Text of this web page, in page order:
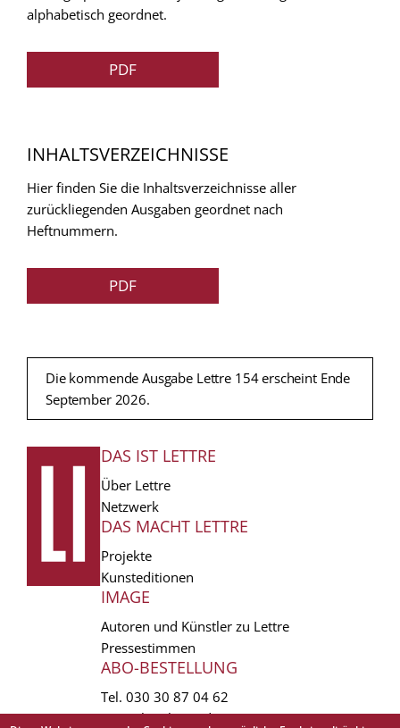
alphabetisch geordnet.
PDF
INHALTSVERZEICHNISSE
Hier finden Sie die Inhaltsverzeichnisse aller
zurückliegenden Ausgaben geordnet nach
Heftnummern.
PDF
Die kommende Ausgabe Lettre 154 erscheint Ende
September 2026.
FUSSZEILE
DAS IST LETTRE
Über Lettre
Netzwerk
DAS MACHT LETTRE
Projekte
Kunsteditionen
IMAGE
Autoren und Künstler zu Lettre
Pressestimmen
ABO-BESTELLUNG
Tel. 030 30 87 04 62
vertrieb(at)lettre.de